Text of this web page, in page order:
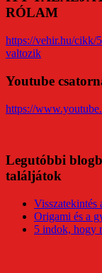
RÓLAM
https://vehir.hu/cikk/
valtozik
Youtube
https://
Legutóbbi
találjátok
Visszatekintés
Origami és a
5 indok, hogy